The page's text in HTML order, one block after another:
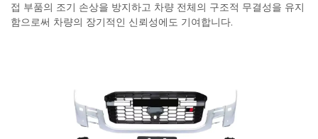
접 부품의 조기 손상을 방지하고 차량 전체의 구조적 무결성을 유지
함으로써 차량의 장기적인 신뢰성에도 기여합니다.